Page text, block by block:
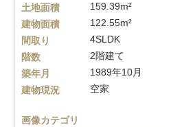
土地面積
159.39m²
建物面積
122.55m²
間取り
4SLDK
階数
2階建て
築年月
1989年10月
建物現況
空家
画像カテゴリ